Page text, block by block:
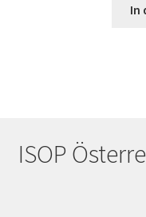
In
ISOP